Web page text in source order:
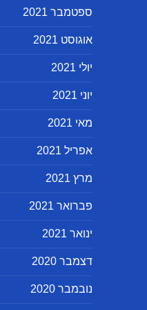
ספטמבר 2021
אוגוסט 2021
יולי 2021
יוני 2021
מאי 2021
אפריל 2021
מרץ 2021
פברואר 2021
ינואר 2021
דצמבר 2020
נובמבר 2020